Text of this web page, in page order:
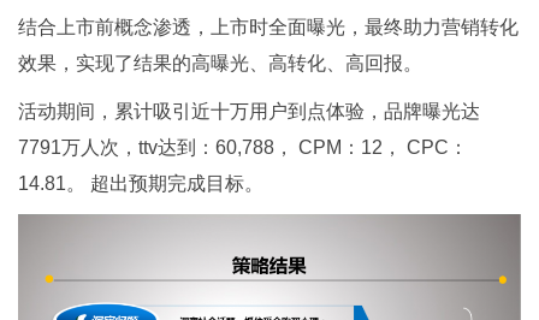
结合上市前概念渗透，上市时全面曝光，最终助力营销转化
效果，实现了结果的高曝光、高转化、高回报。
活动期间，累计吸引近十万用户到点体验，品牌曝光达
7791万人次，ttv达到：60,788， CPM：12， CPC：
14.81。 超出预期完成目标。